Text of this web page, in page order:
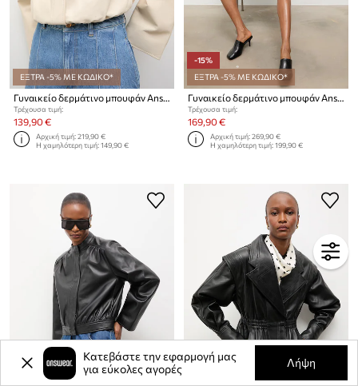
ΕΞΤΡΑ -5% ΜΕ ΚΩΔΙΚΟ*
Γυναικείο δερμάτινο μπουφάν Answear.LAB από την Unscripted collection
Τρέχουσα τιμή:
139,90 €
Αρχική τιμή:219,90 €
Η χαμηλότερη τιμή:149,90 €
-15%
ΕΞΤΡΑ -5% ΜΕ ΚΩΔΙΚΟ*
Γυναικείο δερμάτινο μπουφάν Answear.LAB από την Unscripted collection
Τρέχουσα τιμή:
169,90 €
Αρχική τιμή:269,90 €
Η χαμηλότερη τιμή:199,90 €
Κατεβάστε την εφαρμογή μας
για εύκολες αγορές
Λήψη